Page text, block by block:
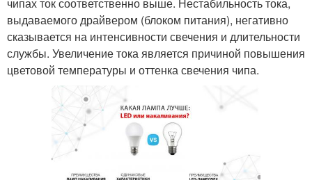
выдаваемого драйвером (блоком питания), негативно
сказывается на интенсивности свечения и длительности
службы. Увеличение тока является причиной повышения
цветовой температуры и оттенка свечения чипа.